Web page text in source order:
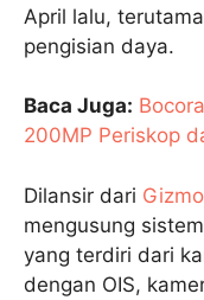
April lalu,
pengisian daya.
Baca Juga:
200MP Periskop
Dilansir dari
mengusung
yang terdiri dari
dengan OIS,